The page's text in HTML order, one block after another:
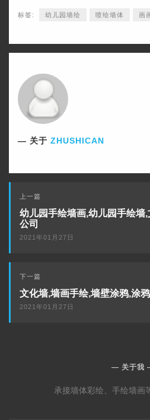
微
博
QQ
空
标签: 幼儿园墙绘 喷绘墙体 画
关于 ZHUSHICAN
下
一
篇
上一篇
幼儿园手绘墙画,幼儿园手绘墙,
公司
2021年01月27日
上
一
篇
下一篇
文化墙,墙画手绘,墙壁涂鸦,涂
2021年01月27日
关于我
承接墙体彩绘、手绘墙画